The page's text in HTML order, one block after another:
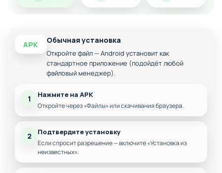
APK Обычная установка
Откройте файл — Android установит как
стандартное приложение (подойдёт любой
файловый менеджер).
1 Нажмите на APK
Откройте через «Файлы» или скачивания браузера.
2 Подтвердите установку
Если спросит разрешение — включите «Установка из
неизвестных».